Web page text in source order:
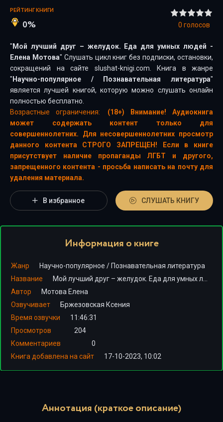
РЕЙТИНГ КНИГИ
0% 0 голосов
" Мой лучший друг – желудок. Еда для умных людей -
Елена Мотова" Слушать цикл книг без подписки, остановки,
сокращений на сайте slushat-knigi.com. Книга в жанре
" Научно-популярное / Познавательная литература"
является лучшей книгой, которую можно слушать онлайн
полностью бесплатно.
Возрастные ограничения:
(18+) Внимание! Аудиокнига
может содержать контент только для
совершеннолетних. Для несовершеннолетних просмотр
данного контента СТРОГО ЗАПРЕЩЕН! Если в книге
присутствует наличие пропаганды ЛГБТ и другого,
запрещенного контента - просьба написать на почту для
удаления материала.
В избранное СЛУШАТЬ КНИГУ
Информация о книге
Жанр Научно-популярное / Познавательная литература
Название
Автор
Мотова Елена
Озвучивает
Бржезовская Ксения
Время озвучки
11:46:31
Просмотров
204
Комментариев
0
Книга добавлена на сайт
17-10-2023, 10:02
Аннотация (краткое описание)